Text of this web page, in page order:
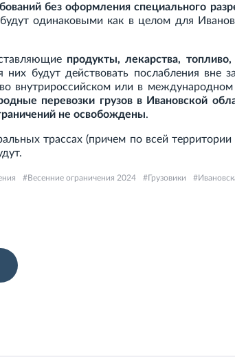
без оформления специального
одинаковыми как в целом для
продукты, лекарства,
них будут действовать послабления вне
внутрироссийском или в
перевозки грузов в Ивановской
не освобождены.
трассах (причем по всей территории
Весенние ограничения 2024 Грузовики